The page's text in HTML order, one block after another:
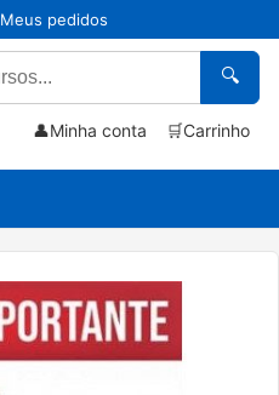
Meus pedidos
🔍
👤Minha conta 🛒Carrinho